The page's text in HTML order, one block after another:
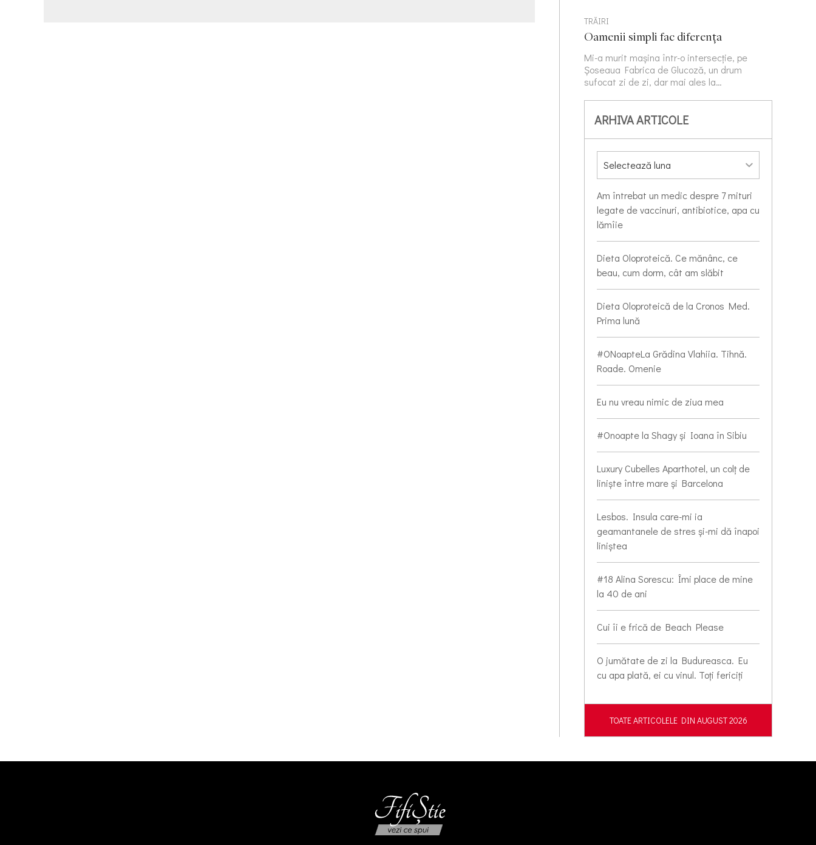
TRĂIRI
Oamenii simpli fac diferența
Mi-a murit mașina într-o intersecție, pe
Șoseaua Fabrica de Glucoză, un drum
sufocat zi de zi, dar mai ales la…
ARHIVA ARTICOLE
Am întrebat un medic despre 7 mituri
legate de vaccinuri, antibiotice, apa cu
lămîie
Dieta Oloproteică. Ce mănânc, ce
beau, cum dorm, cât am slăbit
Dieta Oloproteică de la Cronos Med.
Prima lună
#ONoapteLa Grădina Vlahiia. Tihnă.
Roade. Omenie
Eu nu vreau nimic de ziua mea
#Onoapte la Shagy și Ioana în Sibiu
Luxury Cubelles Aparthotel, un colț de
liniște între mare și Barcelona
Lesbos. Insula care-mi ia
geamantanele de stres și-mi dă înapoi
liniștea
#18 Alina Sorescu: Îmi place de mine
la 40 de ani
Cui îi e frică de Beach Please
O jumătate de zi la Budureasca. Eu
cu apa plată, ei cu vinul. Toți fericiți
TOATE ARTICOLELE DIN AUGUST 2026